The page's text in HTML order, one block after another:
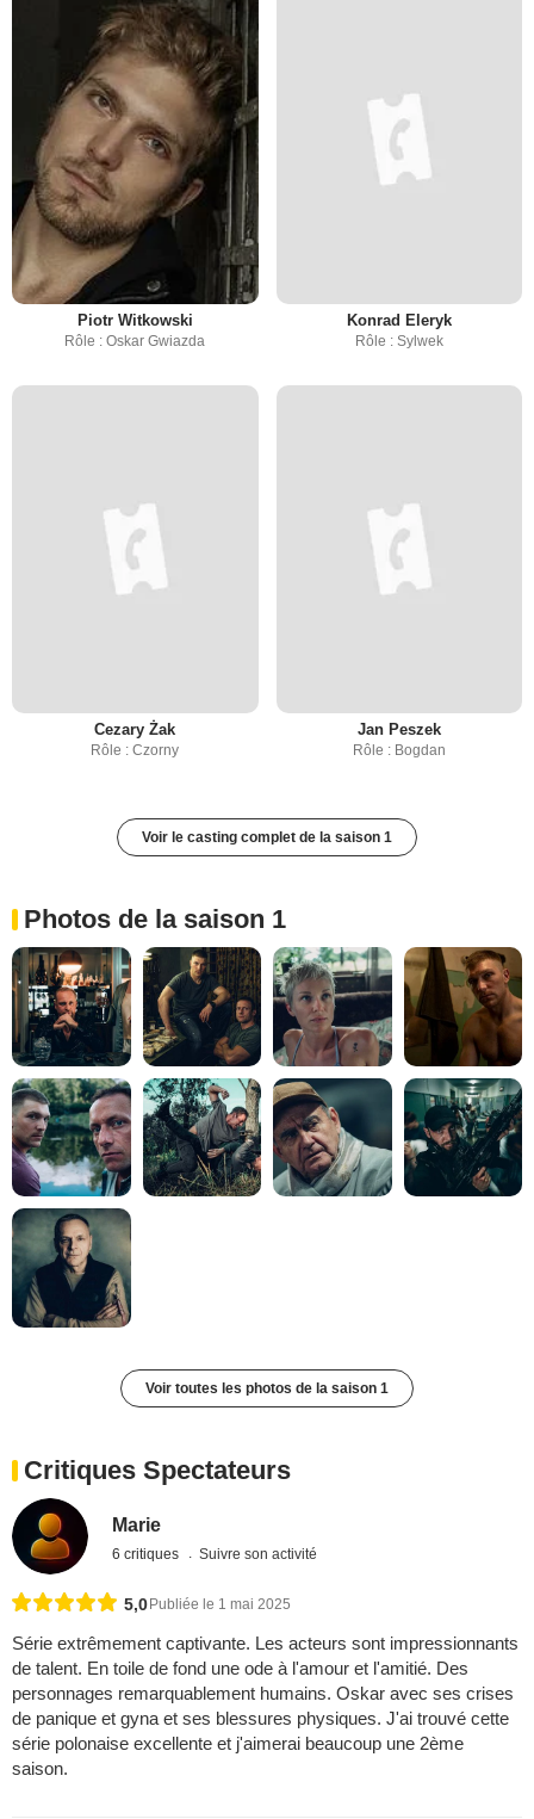
Piotr Witkowski
Rôle : Oskar Gwiazda
Konrad Eleryk
Rôle : Sylwek
Cezary Żak
Rôle : Czorny
Jan Peszek
Rôle : Bogdan
Voir le casting complet de la saison 1
Photos de la saison 1
Voir toutes les photos de la saison 1
Critiques Spectateurs
Marie
6 critiques Suivre son activité
5,0Publiée le 1 mai 2025
Série extrêmement captivante. Les acteurs sont impressionnants
de talent. En toile de fond une ode à l'amour et l'amitié. Des
personnages remarquablement humains. Oskar avec ses crises
de panique et gyna et ses blessures physiques. J'ai trouvé cette
série polonaise excellente et j'aimerai beaucoup une 2ème
saison.